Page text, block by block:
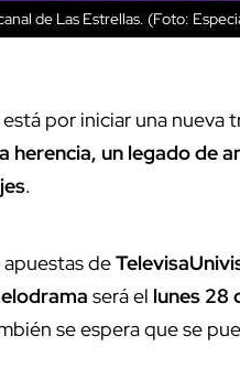
de Las Estrellas. (Foto:
está por iniciar una nueva
herencia, un legado de
.
de
será el lunes 28
se espera que se